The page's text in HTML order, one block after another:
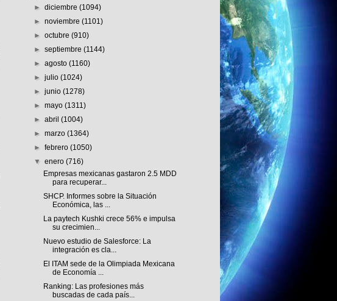
►diciembre(1094)
►noviembre(1101)
►octubre(910)
►septiembre(1144)
►agosto(1160)
►julio(1024)
►junio(1278)
►mayo(1311)
►abril(1004)
►marzo(1364)
►febrero(1050)
▼enero(716)
Empresas mexicanas gastaron 2.5 MDD
para recuperar...
SHCP. Informes sobre la Situación
Económica, las ...
La paytech Kushki crece 56% e impulsa
su crecimien...
Nuevo estudio de Salesforce: La
integración es cla...
El ITAM sede de la Olimpiada Mexicana
de Economía ...
Ranking: Las profesiones más
buscadas de cada país...